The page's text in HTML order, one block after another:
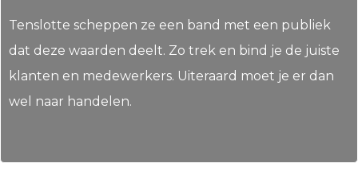
Tenslotte scheppen ze een band met een publiek
dat deze waarden deelt. Zo trek en bind je de juiste
klanten en medewerkers. Uiteraard moet je er dan
wel naar handelen.